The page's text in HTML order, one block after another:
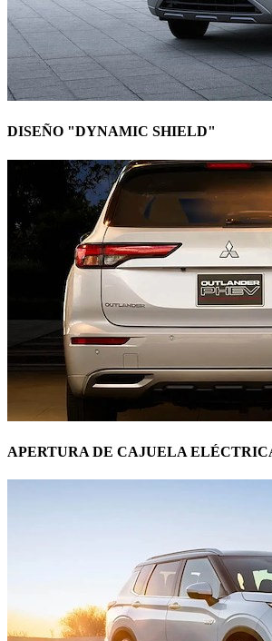
DISEÑO "DYNAMIC SHIELD"
APERTURA DE CAJUELA